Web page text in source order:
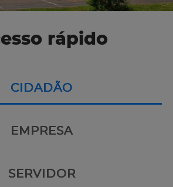
rápido
CIDADÃO
EMPRESA
SERVIDOR